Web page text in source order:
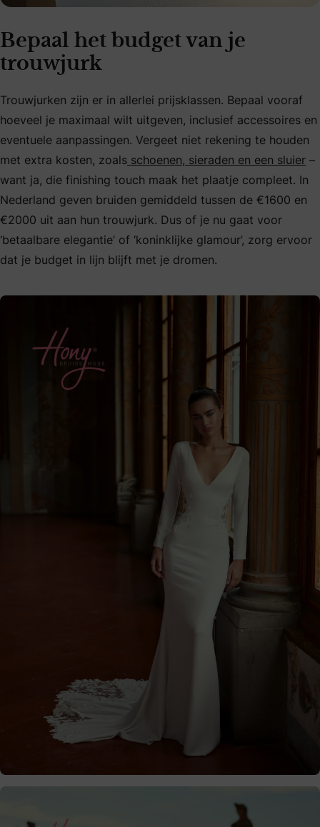
Bepaal het budget van je
trouwjurk
Trouwjurken zijn er in allerlei prijsklassen. Bepaal vooraf
hoeveel je maximaal wilt uitgeven, inclusief accessoires en
eventuele aanpassingen. Vergeet niet rekening te houden
met extra kosten, zoals schoenen, sieraden en een sluier –
want ja, die finishing touch maak het plaatje compleet. In
Nederland geven bruiden gemiddeld tussen de €1600 en
€2000 uit aan hun trouwjurk. Dus of je nu gaat voor
‘betaalbare elegantie’ of ‘koninklijke glamour’, zorg ervoor
dat je budget in lijn blijft met je dromen.